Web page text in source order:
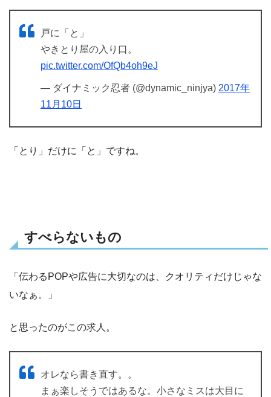
戸に「と」
やきとり屋の入り口。
pic.twitter.com/OfQb4oh9eJ
— ダイナミック忍者 (@dynamic_ninjya) 2017年
11月10日
「とり」だけに「と」ですね。
すべらないもの
「伝わるPOPや広告に大切なのは、クオリティだけじゃな
いなぁ。」
と思ったのがこの求人。
オレなら書き直す。。
まぁ楽しそうではあるな。小さなミスは大目に